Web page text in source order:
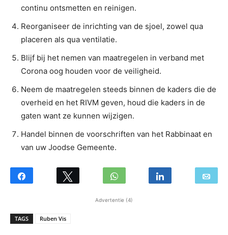
continu ontsmetten en reinigen.
Reorganiseer de inrichting van de sjoel, zowel qua
placeren als qua ventilatie.
Blijf bij het nemen van maatregelen in verband met
Corona oog houden voor de veiligheid.
Neem de maatregelen steeds binnen de kaders die de
overheid en het RIVM geven, houd die kaders in de
gaten want ze kunnen wijzigen.
Handel binnen de voorschriften van het Rabbinaat en
van uw Joodse Gemeente.
Advertentie (4)
TAGS Ruben Vis